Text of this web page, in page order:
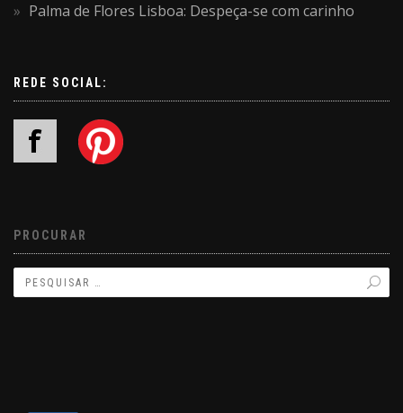
Palma de Flores Lisboa: Despeça-se com carinho
REDE SOCIAL:
PROCURAR